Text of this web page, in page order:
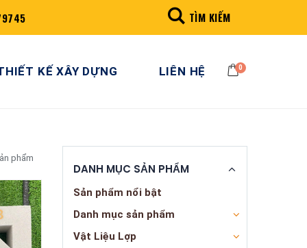
TÌM KIẾM
KẾ XÂY DỰNG LIÊN HỆ 0
phẩm
DANH MỤC SẢN PHẨM
Sản phẩm nổi bật
Danh mục sản phẩm
Vật Liệu Lợp